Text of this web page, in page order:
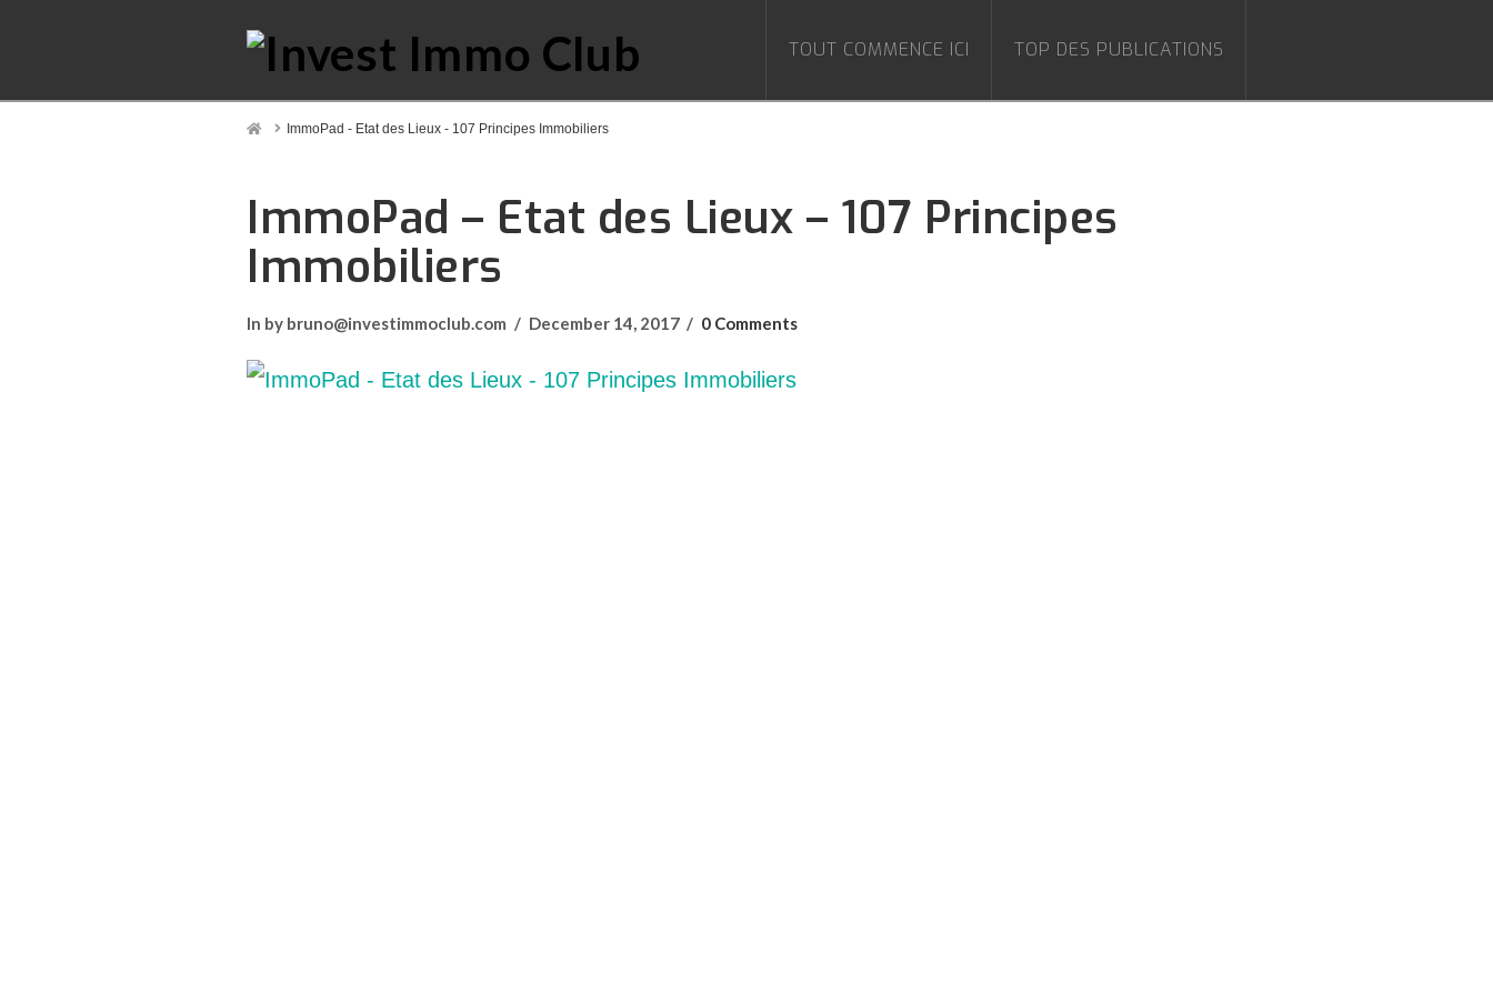
TOUT COMMENCE ICI TOP DES PUBLICATIONS
HomeImmoPad - Etat des Lieux - 107 Principes Immobiliers
ImmoPad – Etat des Lieux – 107 Principes
Immobiliers
In by bruno@investimmoclub.com December 14, 2017 0 Comments